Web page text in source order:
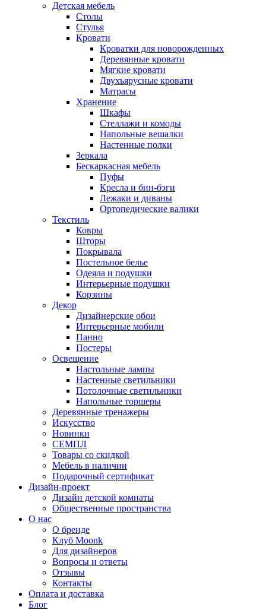
Детская мебель
Столы
Стулья
Кровати
Кроватки для новорожденных
Деревянные кровати
Мягкие кровати
Двухъярусные кровати
Матрасы
Хранение
Шкафы
Стеллажи и комоды
Напольные вешалки
Настенные полки
Зеркала
Бескаркасная мебель
Пуфы
Кресла и бин-бэги
Лежаки и диваны
Ортопедические валики
Текстиль
Ковры
Шторы
Покрывала
Постельное белье
Одеяла и подушки
Интерьерные подушки
Корзины
Декор
Дизайнерские обои
Интерьерные мобили
Панно
Постеры
Освещение
Настольные лампы
Настенные светильники
Потолочные светильники
Напольные торшеры
Деревянные тренажеры
Искусство
Новинки
СЕМПЛ
Товары со скидкой
Мебель в наличии
Подарочный сертификат
Дизайн-проект
Дизайн детской комнаты
Общественные пространства
О нас
О бренде
Клуб Moonk
Для дизайнеров
Вопросы и ответы
Отзывы
Контакты
Оплата и доставка
Блог